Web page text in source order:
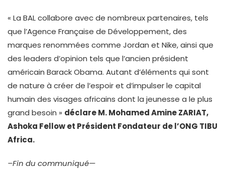
« La BAL collabore avec de nombreux partenaires, tels
que l’Agence Française de Développement, des
marques renommées comme Jordan et Nike, ainsi que
des leaders d’opinion tels que l’ancien président
américain Barack Obama. Autant d’éléments qui sont
de nature à créer de l’espoir et d’impulser le capital
humain des visages africains dont la jeunesse a le plus
grand besoin » déclare M. Mohamed Amine ZARIAT,
Ashoka Fellow et Président Fondateur de l’ONG TIBU
Africa.
–Fin du communiqué—